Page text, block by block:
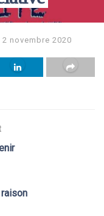
2 novembre 2020